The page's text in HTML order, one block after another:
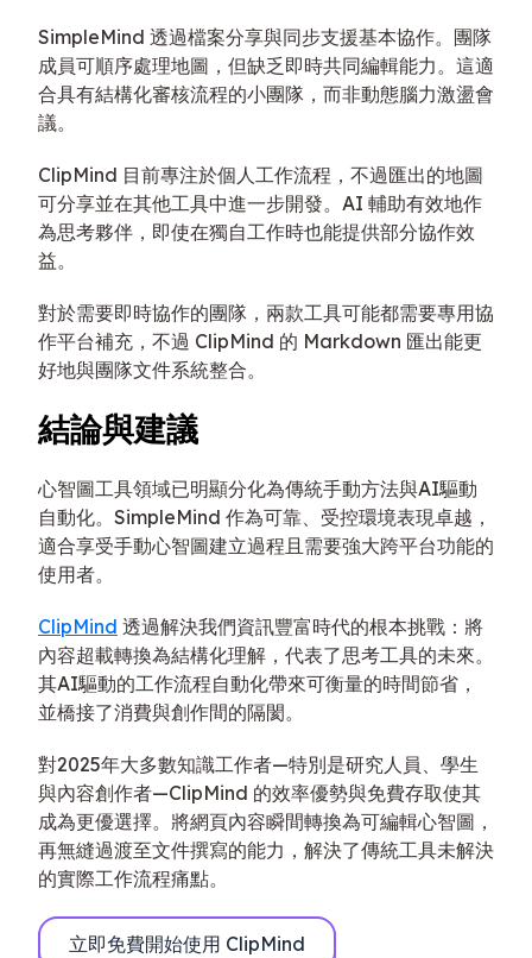
SimpleMind 透過檔案分享與同步支援基本協作。團隊
成員可順序處理地圖，但缺乏即時共同編輯能力。這適
合具有結構化審核流程的小團隊，而非動態腦力激盪會
議。
ClipMind 目前專注於個人工作流程，不過匯出的地圖
可分享並在其他工具中進一步開發。AI 輔助有效地作
為思考夥伴，即使在獨自工作時也能提供部分協作效
益。
對於需要即時協作的團隊，兩款工具可能都需要專用協
作平台補充，不過 ClipMind 的 Markdown 匯出能更
好地與團隊文件系統整合。
結論與建議
心智圖工具領域已明顯分化為傳統手動方法與AI驅動
自動化。SimpleMind 作為可靠、受控環境表現卓越，
適合享受手動心智圖建立過程且需要強大跨平台功能的
使用者。
ClipMind 透過解決我們資訊豐富時代的根本挑戰：將
內容超載轉換為結構化理解，代表了思考工具的未來。
其AI驅動的工作流程自動化帶來可衡量的時間節省，
並橋接了消費與創作間的隔閡。
對2025年大多數知識工作者—特別是研究人員、學生
與內容創作者—ClipMind 的效率優勢與免費存取使其
成為更優選擇。將網頁內容瞬間轉換為可編輯心智圖，
再無縫過渡至文件撰寫的能力，解決了傳統工具未解決
的實際工作流程痛點。
立即免費開始使用 ClipMind